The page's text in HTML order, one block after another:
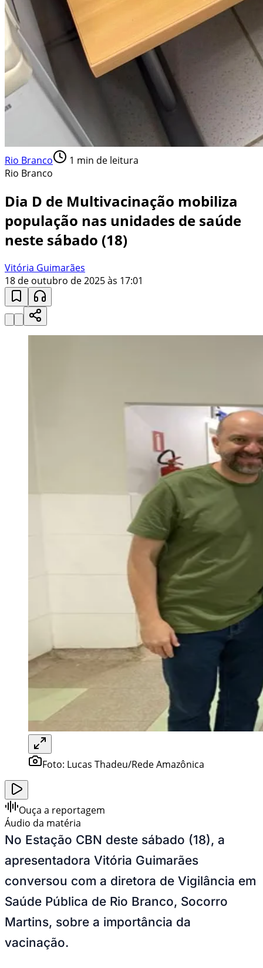
Rio Branco 1 min de leitura
Rio Branco
Dia D de Multivacinação mobiliza
população nas unidades de saúde
neste sábado (18)
Vitória Guimarães
18 de outubro de 2025 às 17:01
Foto: Lucas Thadeu/Rede Amazônica
Ouça a reportagem
Áudio da matéria
No Estação CBN deste sábado (18), a
apresentadora Vitória Guimarães
conversou com a diretora de Vigilância em
Saúde Pública de Rio Branco, Socorro
Martins, sobre a importância da
vacinação.